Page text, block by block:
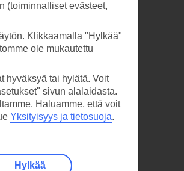
(toiminnalliset evästeet,
Klikkaamalla "Hylkää"
ole mukautettu
hyväksyä tai hylätä. Voit
sivun alalaidasta.
Haluamme, että voit
Yksityisyys ja tietosuoja.
Hylkää